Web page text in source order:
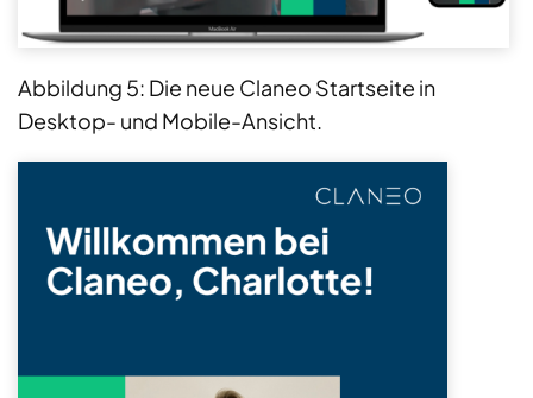
Abbildung 5: Die neue Claneo Startseite in
Desktop- und Mobile-Ansicht.